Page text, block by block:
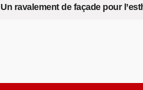
Un ravalement de façade pour